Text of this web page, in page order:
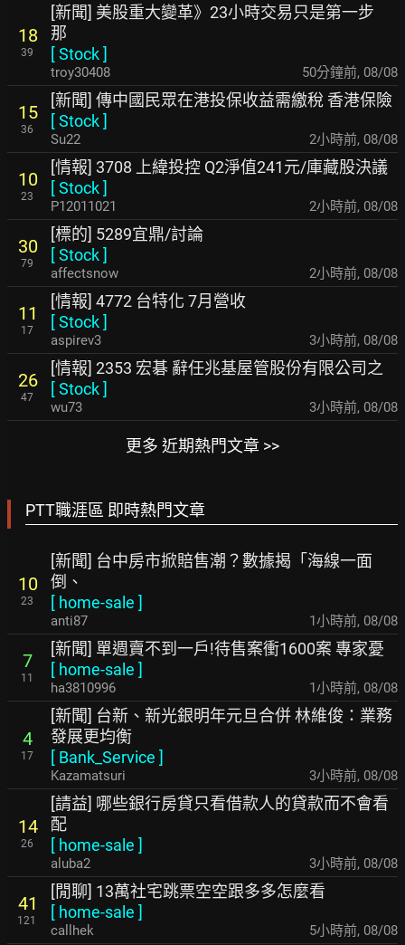
18
39
[新聞] 美股重大變革》23小時交易只是第一步
那
[Stock]
troy30408 50分鐘前, 08/08
15
36
[新聞] 傳中國民眾在港投保收益需繳稅 香港保險
[Stock]
Su22 2小時前, 08/08
10
23
[情報] 3708 上緯投控 Q2淨值241元/庫藏股決議
[Stock]
P12011021 2小時前, 08/08
30
79
[標的] 5289宜鼎/討論
[Stock]
affectsnow 2小時前, 08/08
11
17
[情報] 4772 台特化 7月營收
[Stock]
aspirev3 3小時前, 08/08
26
47
[情報] 2353 宏碁 辭任兆基屋管股份有限公司之
[Stock]
wu73 3小時前, 08/08
更多 近期熱門文章 >>
PTT職涯區 即時熱門文章
10
23
[新聞] 台中房市掀賠售潮？數據揭「海線一面
倒、
[ home-sale ]
anti87 1小時前, 08/08
7
11
[新聞] 單週賣不到一戶!待售案衝1600案 專家憂
[ home-sale ]
ha3810996 1小時前, 08/08
4
17
[新聞] 台新、新光銀明年元旦合併 林維俊：業務
發展更均衡
[ Bank_Service ]
Kazamatsuri 3小時前, 08/08
14
26
[請益] 哪些銀行房貸只看借款人的貸款而不會看
配
[ home-sale ]
aluba2 3小時前, 08/08
41
121
[閒聊] 13萬社宅跳票空空跟多多怎麼看
[ home-sale ]
callhek 5小時前, 08/08